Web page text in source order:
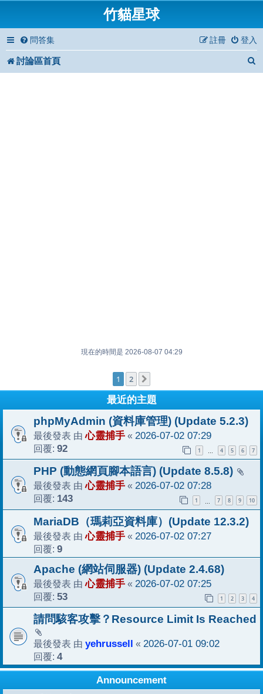
竹貓星球
問答集 登入
註冊
討論區首頁
現在的時間是 2026-08-07 04:29
1 2
最近的主題
phpMyAdmin (資料庫管理) (Update 5.2.3)
最後發表 由心靈捕手 « 2026-07-02 07:29
回覆: 92 1 … 4 5 6 7
PHP (動態網頁腳本語言) (Update 8.5.8)
最後發表 由心靈捕手 « 2026-07-02 07:28
回覆: 143 1 7 8 9 10
MariaDB（瑪莉亞資料庫）(Update 12.3.2)
最後發表 由心靈捕手 « 2026-07-02 07:27
回覆: 9
Apache (網站伺服器) (Update 2.4.68)
最後發表 由心靈捕手 « 2026-07-02 07:25
回覆: 53 1 2 3 4
請問駭客攻擊？Resource Limit Is Reached
最後發表 由 yehrussell « 2026-07-01 09:02
回覆: 4
Announcement